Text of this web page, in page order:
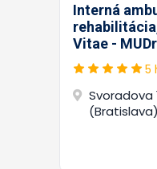
Interná
Vitae -
5
Svoradova
(Bratislava)